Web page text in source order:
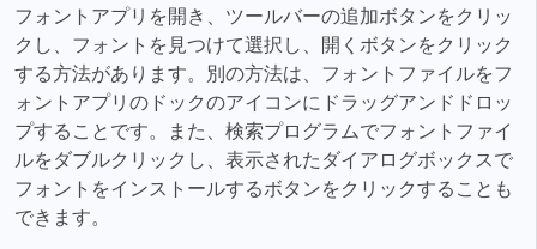
フォントアプリを開き、ツールバーの追加ボタンをクリッ
クし、フォントを見つけて選択し、開くボタンをクリック
する方法があります。別の方法は、フォントファイルをフ
ォントアプリのドックのアイコンにドラッグアンドドロッ
プすることです。また、検索プログラムでフォントファイ
ルをダブルクリックし、表示されたダイアログボックスで
フォントをインストールするボタンをクリックすることも
できます。